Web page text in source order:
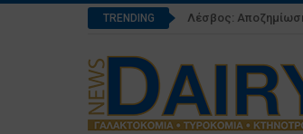
TRENDING Λέσβος: